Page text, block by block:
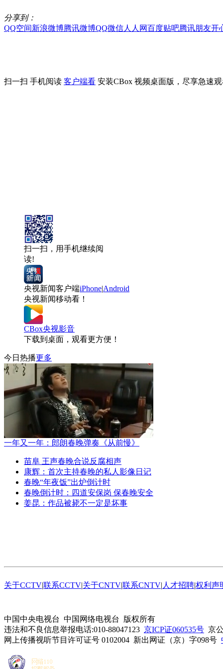
分享到：
QQ空间新浪微博腾讯微博QQ微信人人网百度贴吧腾讯朋友开
扫一扫 手机阅读 客户端看 安装CBox 视频桌面版，尽享急速
扫一扫，用手机继续阅
读!
央视新闻客户端iPhone|Android
央视新闻移动看！
CBox央视影音
下载到桌面，观看更方便！
今日热播更多
一年又一年：郎朗春晚弹奏《从前慢》
苗阜 王声春晚合说反腐相声
康辉：首次主持春晚的私人影像日记
春晚“年夜饭”出炉倒计时
春晚倒计时：四道安保岗 保春晚安全
姜昆：作品被毙不一定是坏事
关于CCTV|联系CCTV|关于CNTV|联系CNTV| 人才招聘|权利声
中国中央电视台 中国网络电视台 版权所有
违法和不良信息举报电话:010-88047123 京ICP证060535号 京
网上传播视听节目许可证号 0102004 新出网证（京）字098号